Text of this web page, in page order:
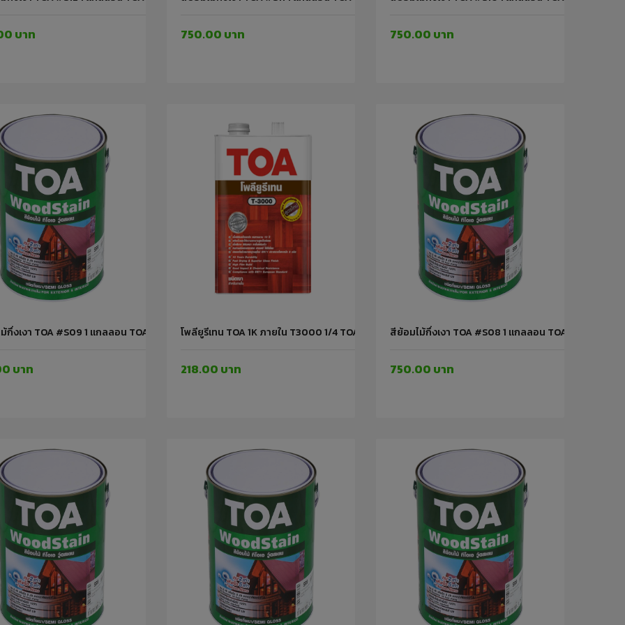
บาท 750.00 บาท 750.00 บาท
กึ่งเงา TOA #S09 1 แกลลอน TOA
บาท
โพลียูรีเทน TOA 1K ภายใน T3000 1/4 TOA
218.00 บาท
สีย้อมไม้กึ่งเงา TOA #S08 1 แกลลอน TOA
750.00 บาท